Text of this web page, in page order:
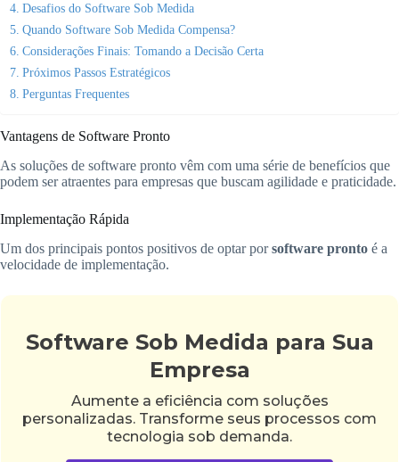
Desafios do Software Sob Medida
Quando Software Sob Medida Compensa?
Considerações Finais: Tomando a Decisão Certa
Próximos Passos Estratégicos
Perguntas Frequentes
Vantagens de Software Pronto
As soluções de software pronto vêm com uma série de benefícios que
podem ser atraentes para empresas que buscam agilidade e praticidade.
Implementação Rápida
Um dos principais pontos positivos de optar porsoftware pronto é a
velocidade de implementação.
Software Sob Medida para Sua
Empresa
Aumente a eficiência com soluções
personalizadas. Transforme seus processos com
tecnologia sob demanda.